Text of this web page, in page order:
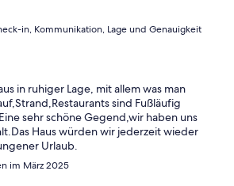
in, Kommunikation, Lage und Genauigkeit
in ruhiger Lage, mit allem was man
sind Fußläufig
sehr schöne Gegend,wir haben uns
Haus würden wir jederzeit wieder
Urlaub.
im März 2025